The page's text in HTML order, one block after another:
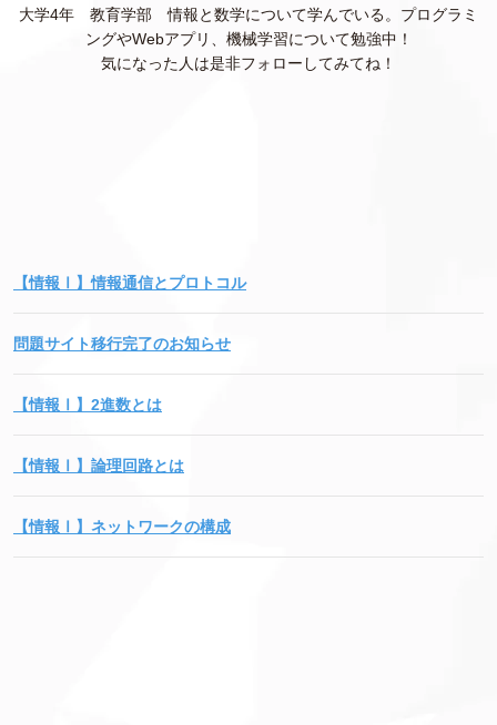
大学4年 教育学部 情報と数学について学んでいる。プログラミ
ングやWebアプリ、機械学習について勉強中！
気になった人は是非フォローしてみてね！
【情報Ⅰ】情報通信とプロトコル
問題サイト移行完了のお知らせ
【情報Ⅰ】2進数とは
【情報Ⅰ】論理回路とは
【情報Ⅰ】ネットワークの構成